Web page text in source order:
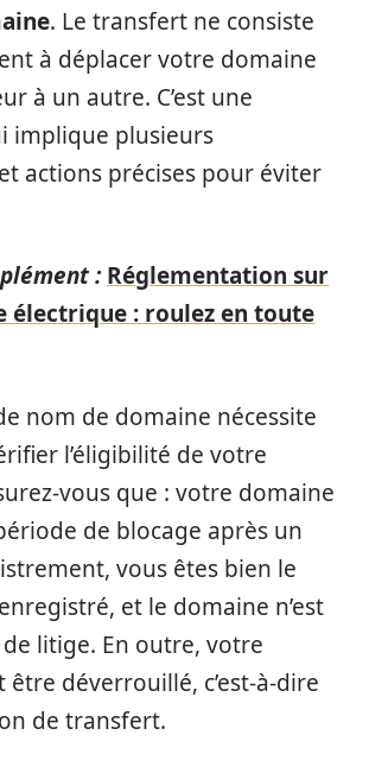
. Le transfert ne consiste
à déplacer votre domaine
à un autre. C’est une
implique plusieurs
actions précises pour éviter
: Réglementation sur
: roulez en toute
nom de domaine nécessite
l’éligibilité de votre
vous que : votre domaine
de blocage après un
vous êtes bien le
et le domaine n’est
litige. En outre, votre
déverrouillé, c’est-à-dire
de transfert.